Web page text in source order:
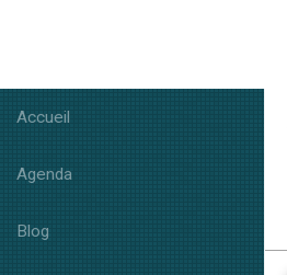
Accueil
Agenda
Blog